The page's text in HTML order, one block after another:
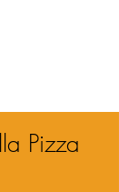
Pizza